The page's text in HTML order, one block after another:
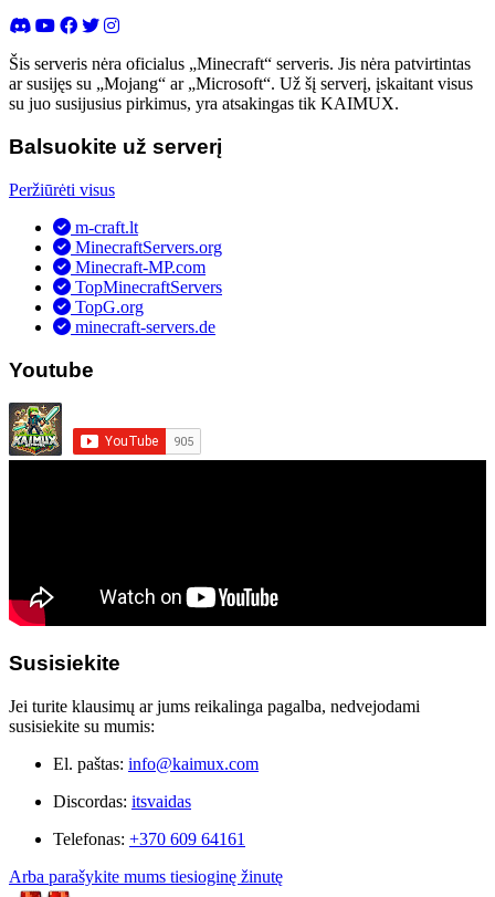
Šis serveris nėra oficialus „Minecraft“ serveris. Jis nėra patvirtintas
ar susijęs su „Mojang“ ar „Microsoft“. Už šį serverį, įskaitant visus
su juo susijusius pirkimus, yra atsakingas tik KAIMUX.
Balsuokite už serverį
Peržiūrėti visus
m-craft.lt
MinecraftServers.org
Minecraft-MP.com
TopMinecraftServers
TopG.org
minecraft-servers.de
Youtube
Susisiekite
Jei turite klausimų ar jums reikalinga pagalba, nedvejodami
susisiekite su mumis:
El. paštas: info@kaimux.com
Discordas: itsvaidas
Telefonas: +370 609 64161
Arba parašykite mums tiesioginę žinutę